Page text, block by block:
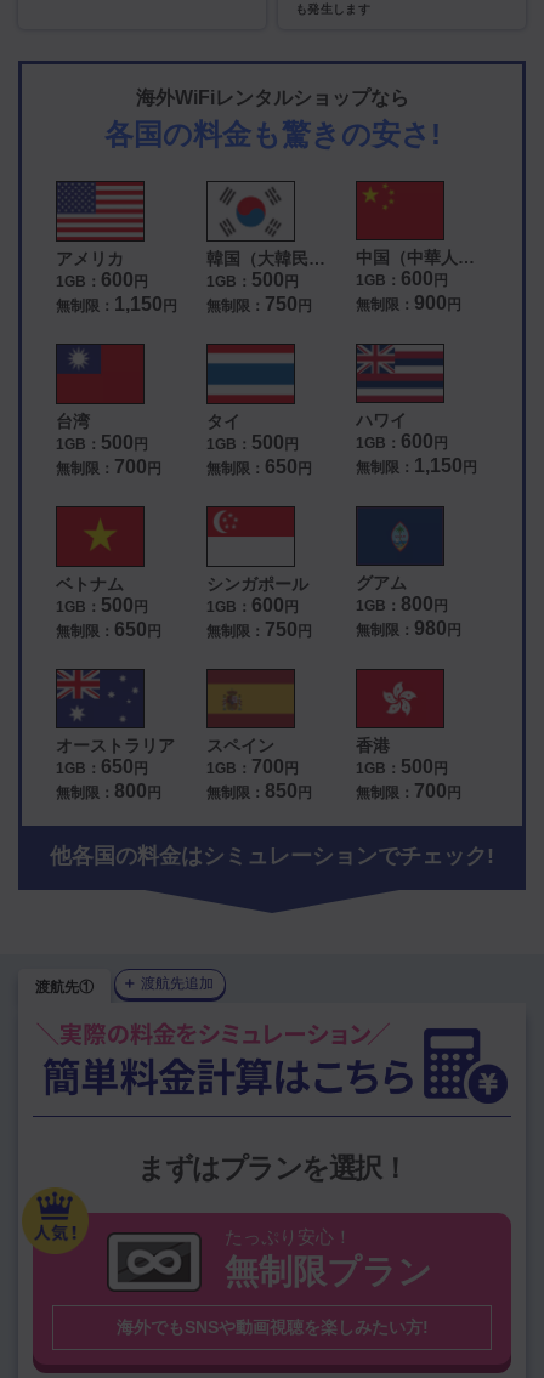
も発生します
海外WiFiレンタルショップなら
各国の料金も驚きの安さ!
アメリカ
1GB： 600 円
無制限： 1,150 円
韓国（大韓民
国）
1GB： 500 円
無制限： 750 円
中国（中華人民
共和国）
1GB： 600 円
無制限： 900 円
台湾
1GB： 500 円
無制限： 700 円
タイ
1GB： 500 円
無制限： 650 円
ハワイ
1GB： 600 円
無制限： 1,150 円
ベトナム
1GB： 500 円
無制限： 650 円
シンガポール
1GB： 600 円
無制限： 750 円
グアム
1GB： 800 円
無制限： 980 円
オーストラリア
1GB： 650 円
無制限： 800 円
スペイン
1GB： 700 円
無制限： 850 円
香港
1GB： 500 円
無制限： 700 円
他各国の料金はシミュレーションでチェック!
渡航先① ＋ 渡航先追加
まずはプランを選択！
たっぷり安心！
無制限プラン
海外でもSNSや動画視聴を楽しみたい方!
1GBプランを選択中 プランを変更
韓国（大韓民
国）
中国（中華人民
共和国）
タイ ハワイ ベトナム
グアム オーストラリア スペイン